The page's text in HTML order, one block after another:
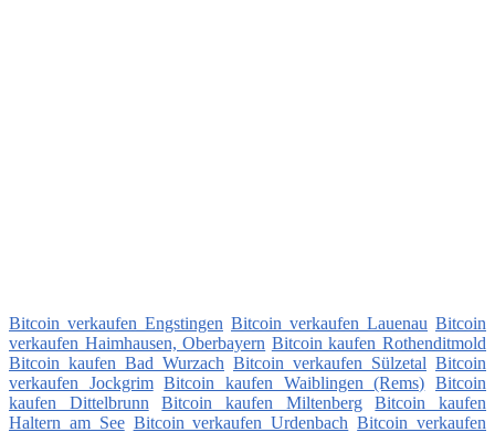
Bitcoin verkaufen Engstingen Bitcoin verkaufen Lauenau Bitcoin
verkaufen Haimhausen, Oberbayern Bitcoin kaufen Rothenditmold
Bitcoin kaufen Bad Wurzach Bitcoin verkaufen Sülzetal Bitcoin
verkaufen Jockgrim Bitcoin kaufen Waiblingen (Rems) Bitcoin
kaufen Dittelbrunn
Bitcoin kaufen Miltenberg
Bitcoin kaufen
Haltern am See Bitcoin verkaufen Urdenbach Bitcoin verkaufen